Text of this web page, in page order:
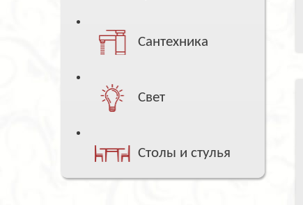
Сантехника
Свет
Столы и стулья